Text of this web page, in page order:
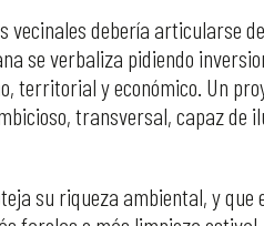
vecinales debería articularse
se verbaliza pidiendo
territorial y económico. Un
transversal, capaz de
su riqueza ambiental, y que